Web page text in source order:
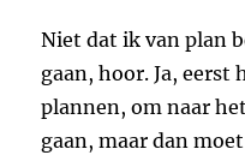
Niet dat ik van plan
gaan, hoor. Ja, eerst
plannen, om naar
gaan, maar dan